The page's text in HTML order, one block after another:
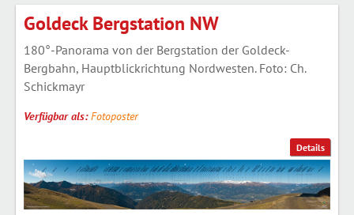
Details
Goldeck Bergstation NW
180°-Panorama von der Bergstation der Goldeck-
Bergbahn, Hauptblickrichtung Nordwesten. Foto: Ch.
Schickmayr
Verfügbar als:Fotoposter